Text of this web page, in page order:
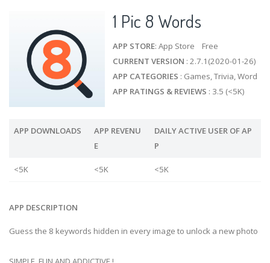
1 Pic 8 Words
APP STORE: App Store Free
CURRENT VERSION : 2.7.1(2020-01-26)
APP CATEGORIES : Games, Trivia, Word
APP RATINGS & REVIEWS : 3.5 (<5K)
APP DOWNLOADS
APP REVENU
E
DAILY ACTIVE USER OF AP
P
<5K <5K <5K
APP DESCRIPTION
Guess the 8 keywords hidden in every image to unlock a new photo